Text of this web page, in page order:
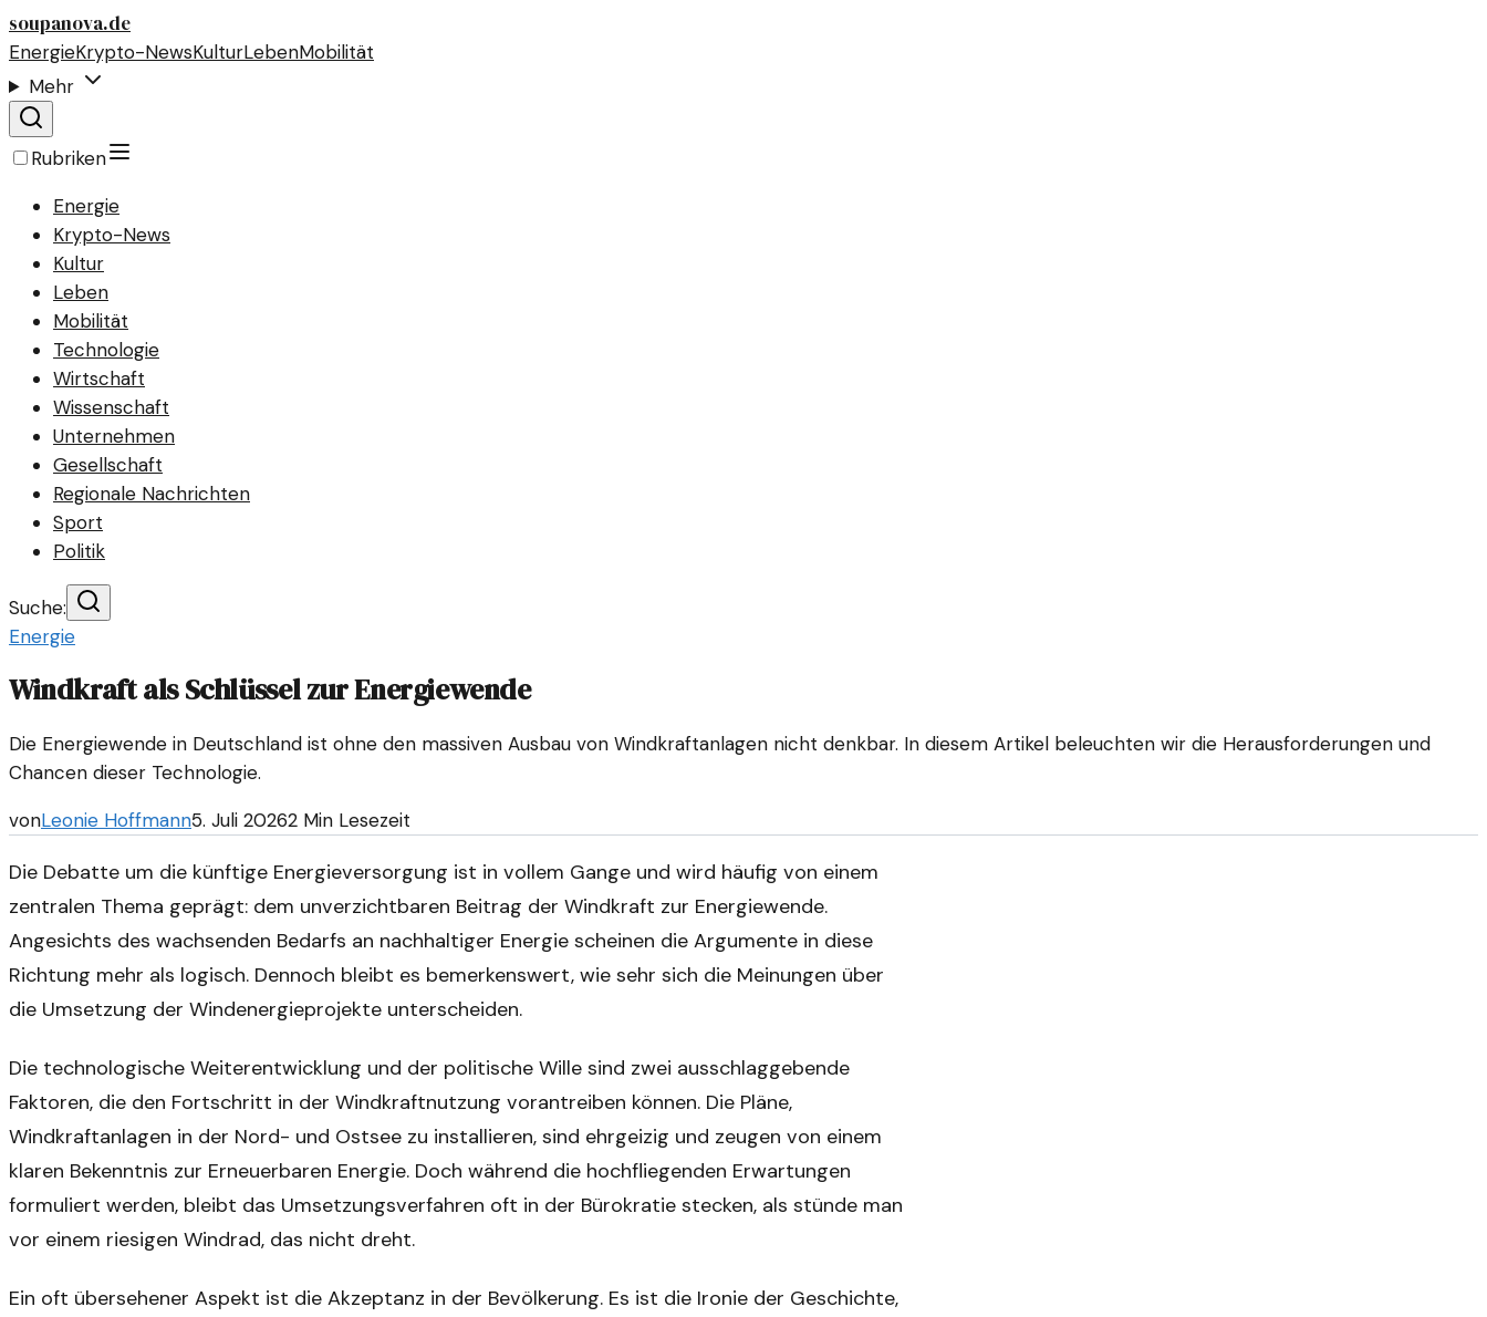
soupanova.de
EnergieKrypto-NewsKulturLebenMobilität
Mehr
Rubriken
Energie
Krypto-News
Kultur
Leben
Mobilität
Technologie
Wirtschaft
Wissenschaft
Unternehmen
Gesellschaft
Regionale Nachrichten
Sport
Politik
Suche:
Energie
Windkraft als Schlüssel zur Energiewende
Die Energiewende in Deutschland ist ohne den massiven Ausbau von Windkraftanlagen nicht denkbar. In diesem Artikel beleuchten wir die Herausforderungen und
Chancen dieser Technologie.
vonLeonie Hoffmann5. Juli 20262 Min Lesezeit
Die Debatte um die künftige Energieversorgung ist in vollem Gange und wird häufig von einem
zentralen Thema geprägt: dem unverzichtbaren Beitrag der Windkraft zur Energiewende.
Angesichts des wachsenden Bedarfs an nachhaltiger Energie scheinen die Argumente in diese
Richtung mehr als logisch. Dennoch bleibt es bemerkenswert, wie sehr sich die Meinungen über
die Umsetzung der Windenergieprojekte unterscheiden.
Die technologische Weiterentwicklung und der politische Wille sind zwei ausschlaggebende
Faktoren, die den Fortschritt in der Windkraftnutzung vorantreiben können. Die Pläne,
Windkraftanlagen in der Nord- und Ostsee zu installieren, sind ehrgeizig und zeugen von einem
klaren Bekenntnis zur Erneuerbaren Energie. Doch während die hochfliegenden Erwartungen
formuliert werden, bleibt das Umsetzungsverfahren oft in der Bürokratie stecken, als stünde man
vor einem riesigen Windrad, das nicht dreht.
Ein oft übersehener Aspekt ist die Akzeptanz in der Bevölkerung. Es ist die Ironie der Geschichte,